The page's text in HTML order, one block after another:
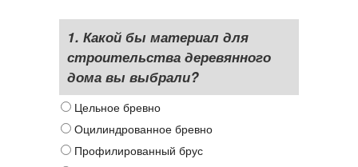
1. Какой бы материал для
строительства деревянного
дома вы выбрали?
Цельное бревно
Оцилиндрованное бревно
Профилированный брус